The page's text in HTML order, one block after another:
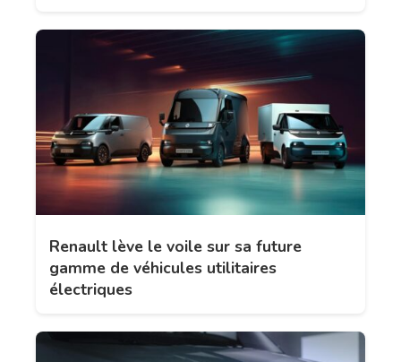
Renault lève le voile sur sa future
gamme de véhicules utilitaires
électriques